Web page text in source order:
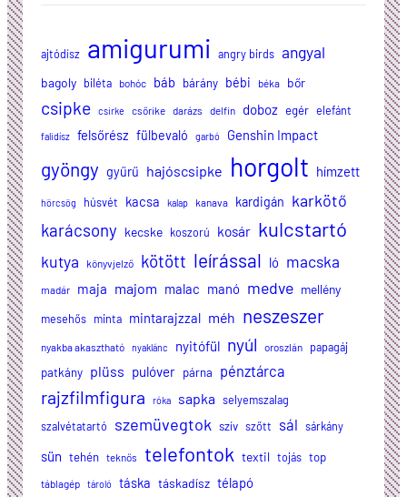
ajtódísz amigurumi angry birds angyal
bagoly biléta bohóc báb bárány bébi béka bőr
csipke csirke csőrike darázs delfin doboz egér elefánt
falidísz felsőrész fülbevaló garbó Genshin Impact
gyöngy gyűrű hajóscsipke horgolt hímzett
hörcsög húsvét kacsa kalap kanava kardigán karkötő
karácsony kecske koszorú kosár kulcstartó
kutya könyvjelző kötött leírással ló macska
madár maja majom malac manó medve mellény
mesehős minta mintarajzzal méh neszeszer
nyakba akasztható nyaklánc nyitófül nyúl oroszlán
papagáj
patkány plüss pulóver párna pénztárca
rajzfilmfigura róka sapka selyemszalag
szalvétatartó
szemüvegtok szív szőtt sál sárkány
sün tehén teknős telefontok textil tojás top
táblagép tároló táska táskadísz télapó